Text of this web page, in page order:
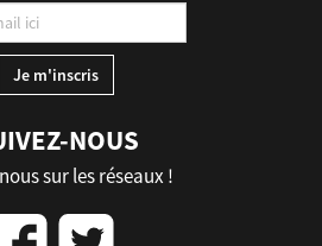
NOUS
sur les réseaux !